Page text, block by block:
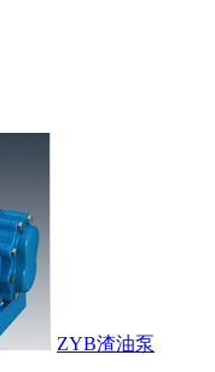
ZYB渣油泵